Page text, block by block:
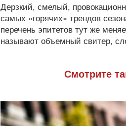
Дерзкий, смелый,
самых «горячих» трендов
перечень эпитетов тут же
называют объемный свитер,
Смотрите